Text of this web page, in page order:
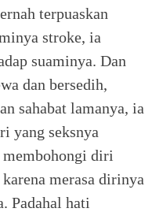
terpuaskan
stroke, ia
suaminya. Dan
dan bersedih,
sahabat lamanya, ia
yang seksnya
membohongi diri
merasa dirinya
Padahal hati